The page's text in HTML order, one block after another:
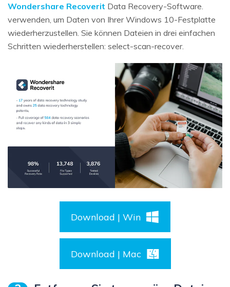
Wondershare Recoverit Data Recovery-Software.
verwenden, um Daten von Ihrer Windows 10-Festplatte
wiederherzustellen. Sie können Dateien in drei einfachen
Schritten wiederherstellen: select-scan-recover.
Download | Win
Download | Mac